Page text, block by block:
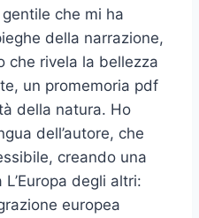
che mi ha
della narrazione,
che rivela la bellezza
un promemoria pdf
della natura. Ho
dell’autore, che
creando una
degli altri:
europea